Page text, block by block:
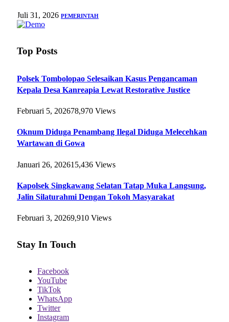
Juli 31, 2026 PEMERINTAH
Top Posts
Polsek Tombolopao Selesaikan Kasus Pengancaman
Kepala Desa Kanreapia Lewat Restorative Justice
Februari 5, 202678,970 Views
Oknum Diduga Penambang Ilegal Diduga Melecehkan
Wartawan di Gowa
Januari 26, 202615,436 Views
Kapolsek Singkawang Selatan Tatap Muka Langsung,
Jalin Silaturahmi Dengan Tokoh Masyarakat
Februari 3, 20269,910 Views
Stay In Touch
Facebook
YouTube
TikTok
WhatsApp
Twitter
Instagram